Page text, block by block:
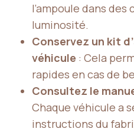
l’ampoule dans
luminosité.
Conservez un kit
véhicule : Cela
rapides en cas de
Consultez le
Chaque véhicule a
instructions du